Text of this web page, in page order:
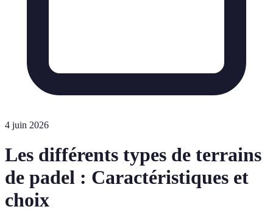
4 juin 2026
Les différents types de terrains
de padel : Caractéristiques et
choix